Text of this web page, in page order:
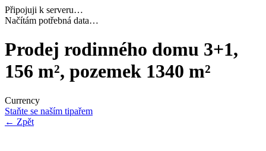
Připojuji k serveru…
Dokončuji inicializaci…
Prodej rodinného domu 3+1,
156 m², pozemek 1340 m²
Currency
Staňte se naším tipařem
← Zpět